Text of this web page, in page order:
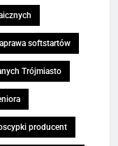
softstartów
Trójmiasto
producent